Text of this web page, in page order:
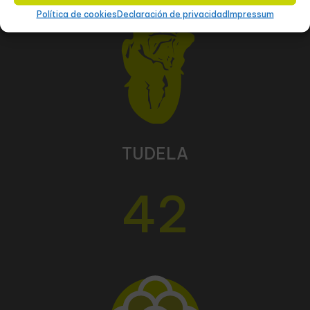
Política de cookiesDeclaración de privacidadImpressum
TUDELA
42